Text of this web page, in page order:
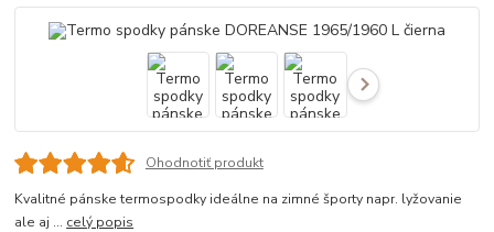
Ohodnotiť produkt
Kvalitné pánske termospodky ideálne na zimné športy napr. lyžovanie
ale aj ... celý popis